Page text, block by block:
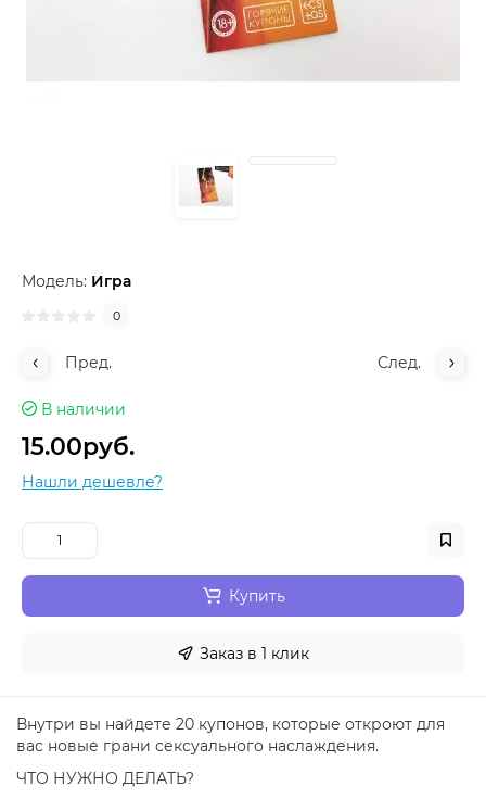
Модель: Игра
0
Пред. След.
В наличии
15.00руб.
Нашли дешевле?
Купить
Заказ в 1 клик
Внутри вы найдете 20 купонов, которые откроют для
вас новые грани сексуального наслаждения.
ЧТО НУЖНО ДЕЛАТЬ?